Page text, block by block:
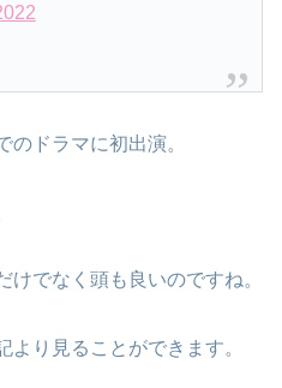
のドラマに初出演。
でなく頭も良いのですね。
り見ることができます。